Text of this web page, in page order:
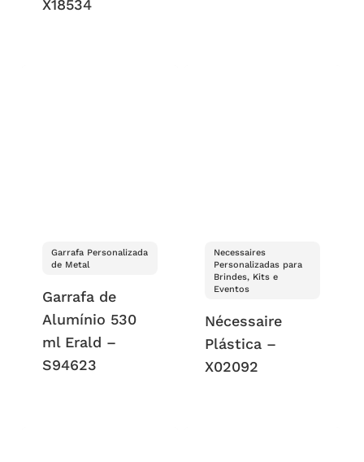
X18534
Garrafa Personalizada
de Metal
Garrafa de
Alumínio 530
ml Erald –
S94623
Necessaires
Personalizadas para
Brindes, Kits e
Eventos
Nécessaire
Plástica –
X02092